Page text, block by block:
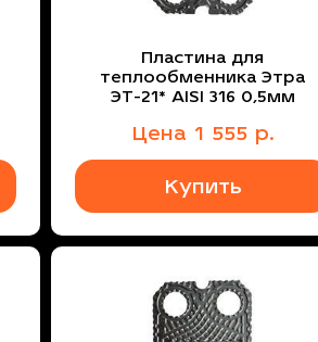
Пластина для
теплообменника Этра
ЭТ-21* AISI 316 0,5мм
Цена 1 555р.
Купить